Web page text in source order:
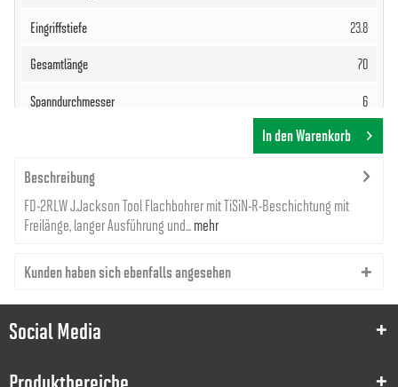
23.8
70
6
82,66 €
In den Warenkorb
Beschreibung
FD-2RLW J.Jackson Tool Flachbohrer mit TiSiN-R-Beschichtung mit
Freilänge, langer Ausführung und...mehr
Kunden haben sich ebenfalls angesehen
Social Media